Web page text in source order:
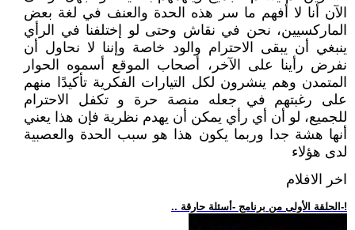
الآن أنا لا أفهم ما سر هذه الحدة والعنف في لغة بعض
الماركسيين، نحن في نقاش وحتى لو إختلفنا في الرأي
ينبغي أن يبقى الاحترام والود خاصة وإننا لا نحاول أن
نفرض رأينا على الآخر، أصحاب الموقع أسموه الحوار
المتمدن وهم ينشرون لكل التيارات الفكرية تأكيدًا منهم
على رغبتهم في جعله منصة حرة و تكفل الاحترام
للجميع، لو أن أي رأي يمكن أن يهدم نظرية فإن هذا يعني
أنها هشة جدا وربما يكون هذا هو سبب الحدة والعصبية
لدى هؤلاء
اخر الافلام
.. الحلقة الأولى من برنامج -أسئلة حارقة-!